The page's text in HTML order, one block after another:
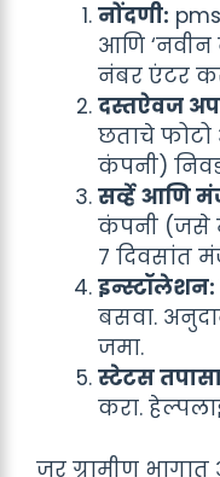
नोंदणी:
आणि ‘नवीन
नंबर एंटर
दस्तऐवज
छताचे फोटो
कंपनी)
सर्व्हे आणि
कंपनी (जसे
७ दिवसांत
इन्स्टॉलेशन:
बसवा.
जमा.
स्टेटस
करा.
जर ग्रामीण